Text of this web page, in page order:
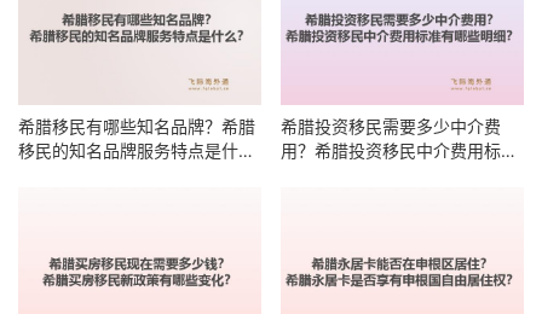
希腊移民有哪些知名品牌？希腊
移民的知名品牌服务特点是什
希腊投资移民需要多少中介费
用？希腊投资移民中介费用标准